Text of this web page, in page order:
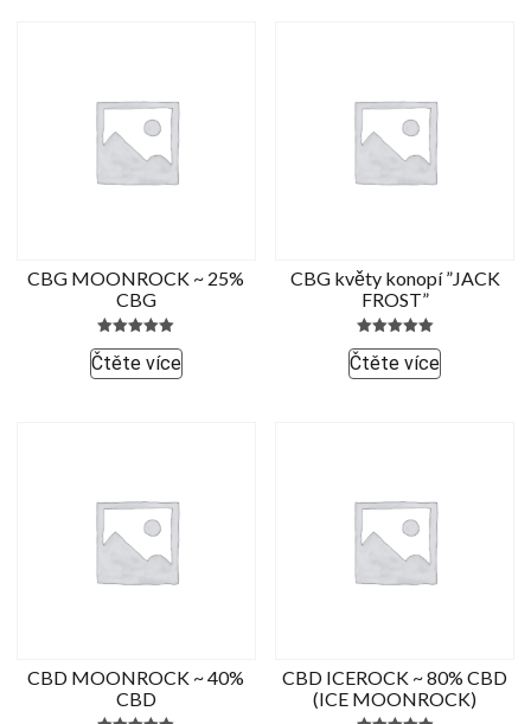
CBG MOONROCK ~ 25%
CBG
Hodnocení
5.00
z 5
Čtěte více
CBG květy konopí ”JACK
FROST”
Hodnocení
5.00
z 5
Čtěte více
CBD MOONROCK ~ 40%
CBD
CBD ICEROCK ~ 80% CBD
(ICE MOONROCK)